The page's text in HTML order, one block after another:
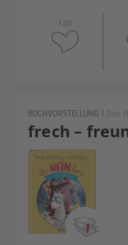
100
frech –
BUCHVORSTELLUNG | Das